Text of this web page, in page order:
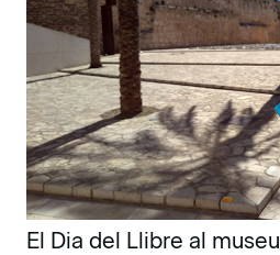
El Dia del Llibre al museu